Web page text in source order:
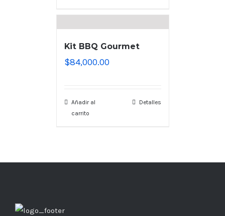
Kit BBQ Gourmet
$84,000.00
Añadir al
carrito
Detalles